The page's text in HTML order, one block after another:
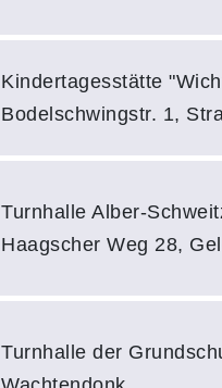
Kindertagesstätte
Bodelschwingstr. 1,
Turnhalle Alber-
Haagscher Weg 28,
Turnhalle der